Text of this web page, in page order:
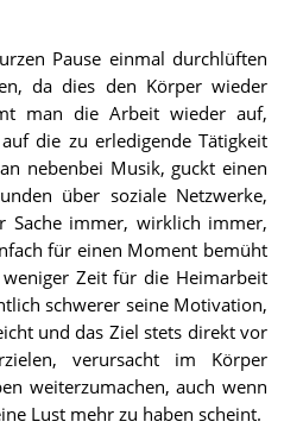
Pause einmal durchlüften
da dies den Körper wieder
man die Arbeit wieder auf,
die zu erledigende Tätigkeit
nebenbei Musik, guckt einen
über soziale Netzwerke,
Sache immer, wirklich immer,
für einen Moment bemüht
Zeit für die Heimarbeit
schwerer seine Motivation,
und das Ziel stets direkt vor
verursacht im Körper
weiterzumachen, auch wenn
Lust mehr zu haben scheint.